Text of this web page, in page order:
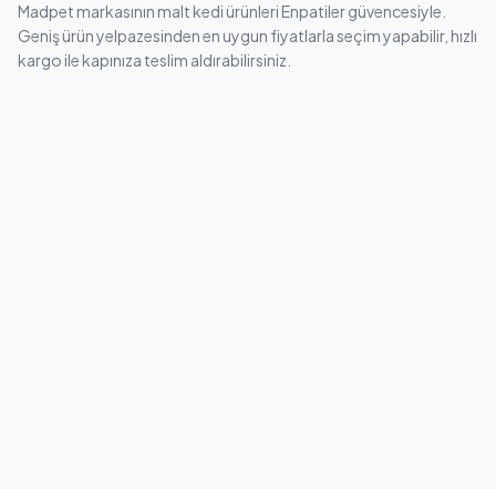
Madpet markasının malt kedi ürünleri Enpatiler güvencesiyle.
Geniş ürün yelpazesinden en uygun fiyatlarla seçim yapabilir, hızlı
kargo ile kapınıza teslim aldırabilirsiniz.